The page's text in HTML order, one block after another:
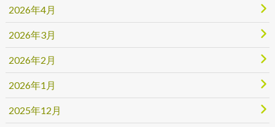
2026年4月
2026年3月
2026年2月
2026年1月
2025年12月